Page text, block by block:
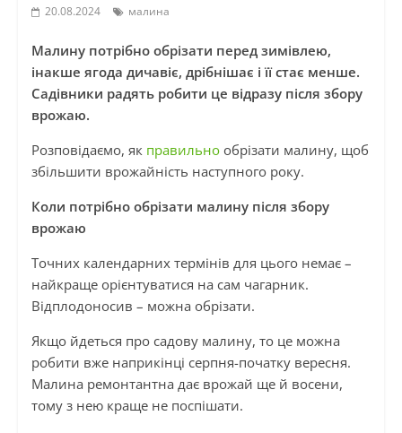
20.08.2024 малина
Малину потрібно обрізати перед зимівлею,
інакше ягода дичавіє, дрібнішає і її стає менше.
Садівники радять робити це відразу після збору
врожаю.
Розповідаємо, як правильнообрізати малину, щоб
збільшити врожайність наступного року.
Коли потрібно обрізати малину після збору
врожаю
Точних календарних термінів для цього немає –
найкраще орієнтуватися на сам чагарник.
Відплодоносив – можна обрізати.
Якщо йдеться про садову малину, то це можна
робити вже наприкінці серпня-початку вересня.
Малина ремонтантна дає врожай ще й восени,
тому з нею краще не поспішати.